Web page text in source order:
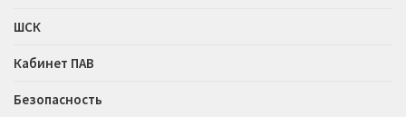
ШСК
Кабинет ПАВ
Безопасность